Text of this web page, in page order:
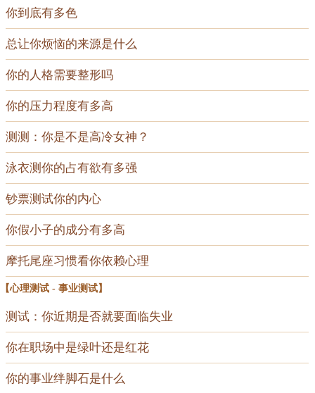
你到底有多色
总让你烦恼的来源是什么
你的人格需要整形吗
你的压力程度有多高
测测：你是不是高冷女神？
泳衣测你的占有欲有多强
钞票测试你的内心
你假小子的成分有多高
摩托尾座习惯看你依赖心理
【心理测试 - 事业测试】
测试：你近期是否就要面临失业
你在职场中是绿叶还是红花
你的事业绊脚石是什么